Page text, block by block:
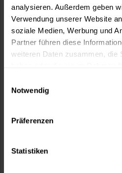
analysieren. Außerdem geben
Verwendung unserer Website
soziale Medien, Werbung und
Partner führen diese
weiteren Daten zusammen, die
Notwendig
Präferenzen
Statistiken
In
Artikel-Nr.:
Sie möchten eine